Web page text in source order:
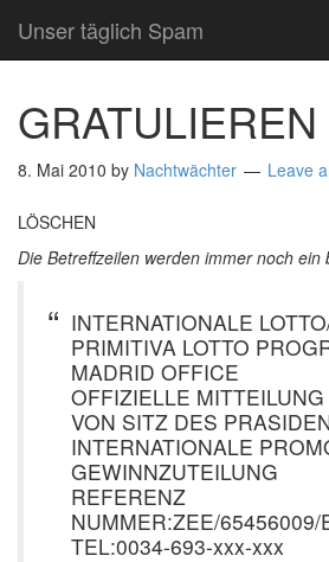
Unser täglich Spam
GRATULIEREN
8. Mai 2010 by Nachtwächter Leave
LÖSCHEN
Die Betreffzeilen werden immer noch
INTERNATIONALE
PRIMITIVA LOTTO
MADRID OFFICE
OFFIZIELLE MITTEILUNG
VON SITZ DES
INTERNATIONALE
GEWINNZUTEILUNG
REFERENZ
NUMMER:ZEE/65456009/
TEL:0034-693-xxx-xxx